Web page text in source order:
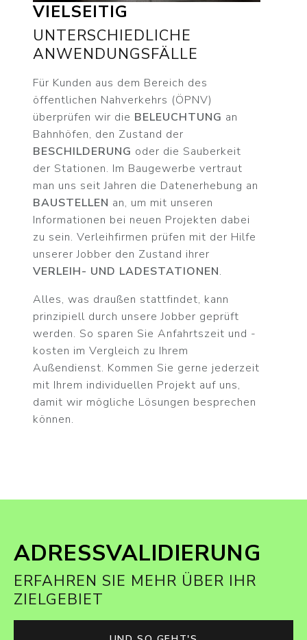
VIELSEITIG
UNTERSCHIEDLICHE
ANWENDUNGSFÄLLE
Für Kunden aus dem Bereich des
öffentlichen Nahverkehrs (ÖPNV)
überprüfen wir die BELEUCHTUNG an
Bahnhöfen, den Zustand der
BESCHILDERUNG oder die Sauberkeit
der Stationen. Im Baugewerbe vertraut
man uns seit Jahren die Datenerhebung an
BAUSTELLEN an, um mit unseren
Informationen bei neuen Projekten dabei
zu sein. Verleihfirmen prüfen mit der Hilfe
unserer Jobber den Zustand ihrer
VERLEIH- UND LADESTATIONEN.
Alles, was draußen stattfindet, kann
prinzipiell durch unsere Jobber geprüft
werden. So sparen Sie Anfahrtszeit und -
kosten im Vergleich zu Ihrem
Außendienst. Kommen Sie gerne jederzeit
mit Ihrem individuellen Projekt auf uns,
damit wir mögliche Lösungen besprechen
können.
ADRESSVALIDIERUNG
ERFAHREN SIE MEHR ÜBER IHR
ZIELGEBIET